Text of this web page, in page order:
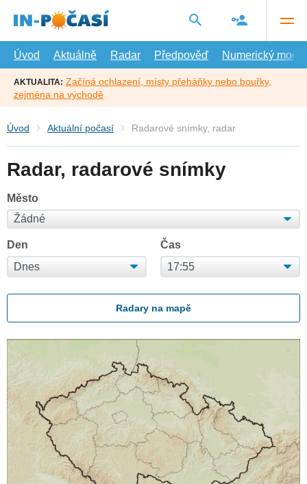
hlavní
Úvod
Aktuálně Radar Předpověď Numerický model
AKTUALITA: Začíná ochlazení, místy přeháňky nebo bouřky,
zejména na východě
Úvod Aktuální počasí Radarové snímky, radar
Radar, radarové snímky
Město
Den Čas
Radary na mapě